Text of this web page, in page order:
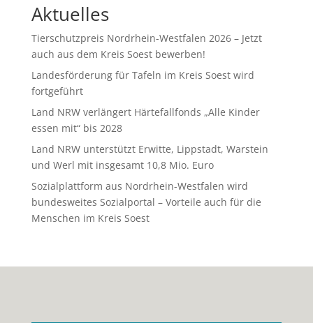
Aktuelles
Tierschutzpreis Nordrhein-Westfalen 2026 – Jetzt
auch aus dem Kreis Soest bewerben!
Landesförderung für Tafeln im Kreis Soest wird
fortgeführt
Land NRW verlängert Härtefallfonds „Alle Kinder
essen mit“ bis 2028
Land NRW unterstützt Erwitte, Lippstadt, Warstein
und Werl mit insgesamt 10,8 Mio. Euro
Sozialplattform aus Nordrhein-Westfalen wird
bundesweites Sozialportal – Vorteile auch für die
Menschen im Kreis Soest